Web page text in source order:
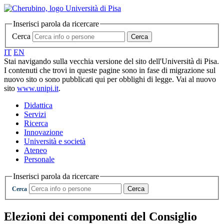
Inserisci parola da ricercare
Cerca
Cerca
IT EN
Stai navigando sulla vecchia versione del sito dell'Università di Pisa.
I contenuti che trovi in queste pagine sono in fase di migrazione sul
nuovo sito o sono pubblicati qui per obblighi di legge. Vai al nuovo
sito www.unipi.it.
Didattica
Servizi
Ricerca
Innovazione
Università e società
Ateneo
Personale
Inserisci parola da ricercare
Cerca Cerca
Elezioni dei componenti del Consiglio